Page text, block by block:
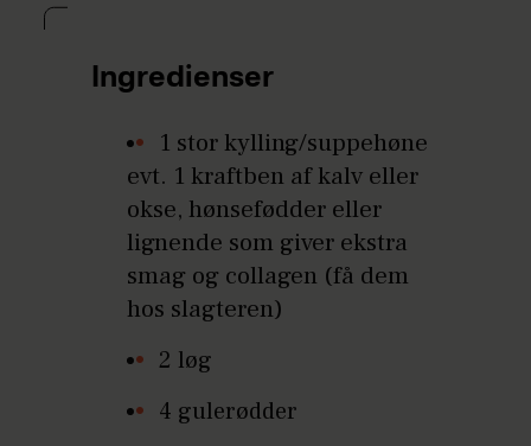
Ingredienser
1 stor kylling/suppehøne
evt. 1 kraftben af kalv eller
okse, hønsefødder eller
lignende som giver ekstra
smag og collagen (få dem
hos slagteren)
2 løg
4 gulerødder